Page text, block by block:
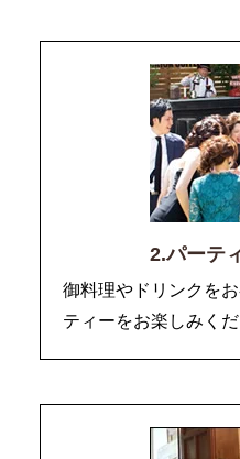
2.パーテ
御料理やドリンクを
ティーをお楽しみくだ